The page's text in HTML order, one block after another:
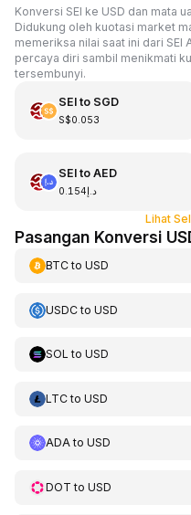
Konversi SEI ke USD dan mata
Didukung oleh kuotasi market
memeriksa nilai saat ini dari
percaya diri sambil menikmati
tersembunyi.
SEIto SGD
S$0.053
SEIto AED
د.إ0.154
Lihat
Pasangan Konversi
BTCto USD
USDCto USD
SOL to USD
LTCto USD
ADAto USD
DOT to USD